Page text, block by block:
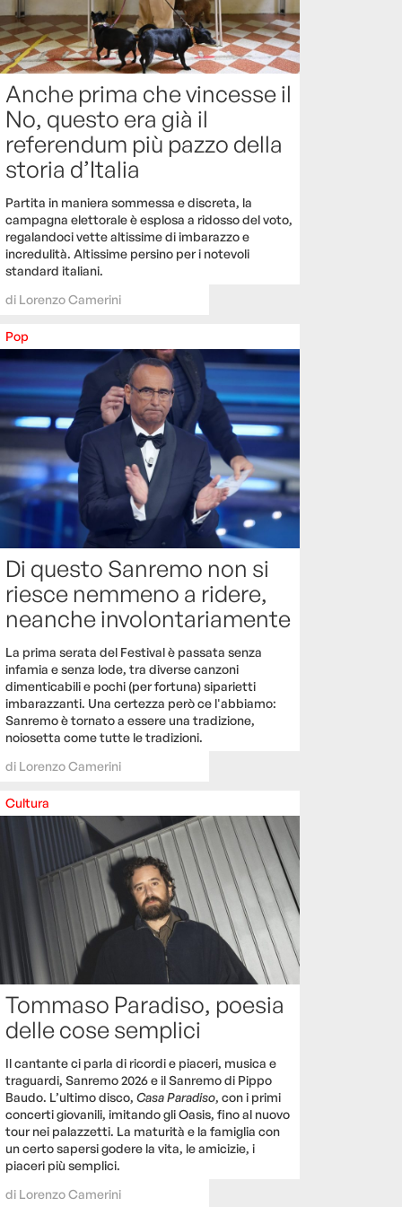
Anche prima che vincesse il
No, questo era già il
referendum più pazzo della
storia d’Italia
Partita in maniera sommessa e discreta, la
campagna elettorale è esplosa a ridosso del voto,
regalandoci vette altissime di imbarazzo e
incredulità. Altissime persino per i notevoli
standard italiani.
di Lorenzo Camerini
Pop
Di questo Sanremo non si
riesce nemmeno a ridere,
neanche involontariamente
La prima serata del Festival è passata senza
infamia e senza lode, tra diverse canzoni
dimenticabili e pochi (per fortuna) siparietti
imbarazzanti. Una certezza però ce l'abbiamo:
Sanremo è tornato a essere una tradizione,
noiosetta come tutte le tradizioni.
di Lorenzo Camerini
Cultura
Tommaso Paradiso, poesia
delle cose semplici
Il cantante ci parla di ricordi e piaceri, musica e
traguardi, Sanremo 2026 e il Sanremo di Pippo
Baudo. L’ultimo disco, Casa Paradiso, con i primi
concerti giovanili, imitando gli Oasis, fino al nuovo
tour nei palazzetti. La maturità e la famiglia con
un certo sapersi godere la vita, le amicizie, i
piaceri più semplici.
di Lorenzo Camerini